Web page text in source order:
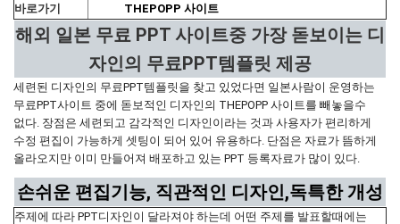
바로가기
THEPOPP 사이트
해외 일본 무료 PPT 사이트중 가장 돋보이는 디
자인의 무료PPT템플릿 제공
세련된 디자인의 무료PPT템플릿을 찾고 있었다면 일본사람이 운영하는
무료PPT사이트 중에 돋보적인 디자인의 THEPOPP 사이트를 빼놓을수
없다. 장점은 세련되고 감각적인 디자인이라는 것과 사용자가 편리하게
수정 편집이 가능하게 셋팅이 되어 있어 유용하다. 단점은 자료가 뜸하게
올라오지만 이미 만들어져 배포하고 있는 PPT 등록자료가 많이 있다.
손쉬운 편집기능, 직관적인 디자인,독특한 개성
주제에 따라 PPT디자인이 달라져야 하는데 어떤 주제를 발표할때에는